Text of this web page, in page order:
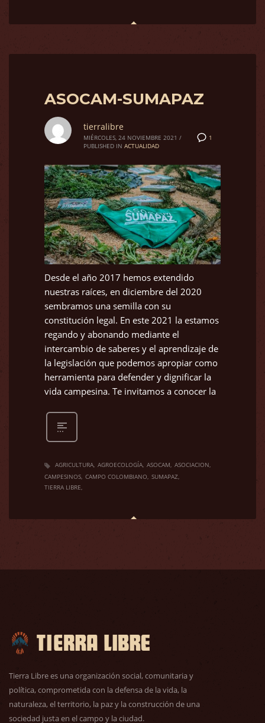
ASOCAM-SUMAPAZ
1
tierralibre
MIÉRCOLES, 24 NOVIEMBRE 2021 /
PUBLISHED IN ACTUALIDAD
Desde el año 2017 hemos extendido
nuestras raíces, en diciembre del 2020
sembramos una semilla con su
constitución legal. En este 2021 la estamos
regando y abonando mediante el
intercambio de saberes y el aprendizaje de
la legislación que podemos apropiar como
herramienta para defender y dignificar la
vida campesina. Te invitamos a conocer la
AGRICULTURA AGROECOLOGÍA ASOCAM ASOCIACION
CAMPESINOS CAMPO COLOMBIANO SUMAPAZ
TIERRA LIBRE
Tierra Libre es una organización social, comunitaria y
política, comprometida con la defensa de la vida, la
naturaleza, el territorio, la paz y la construcción de una
sociedad justa en el campo y la ciudad.